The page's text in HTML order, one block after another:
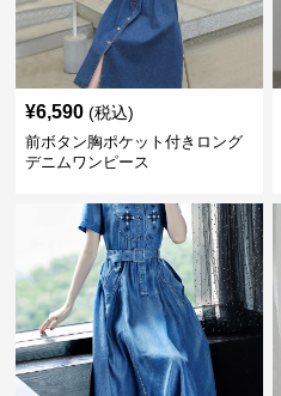
¥6,590 (税込)
前ボタン胸ポケット付きロング
デニムワンピース